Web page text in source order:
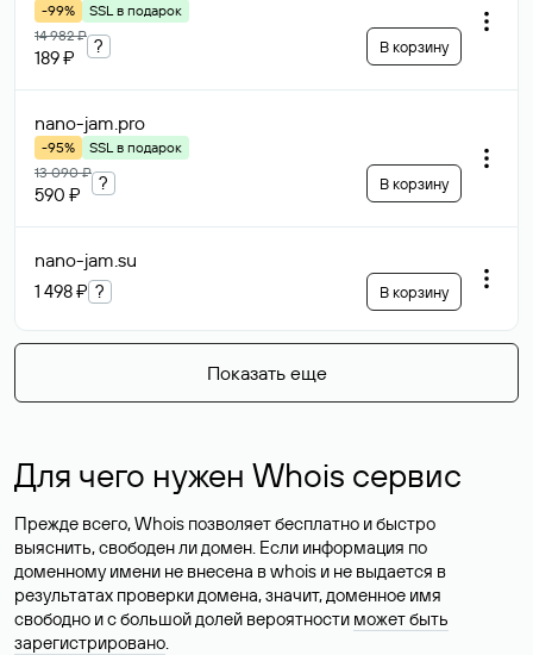
-99%
SSL в подарок
14 982 ₽
189 ₽
? В корзину
nano-jam.pro
-95%
SSL в подарок
13 090 ₽
590 ₽
? В корзину
nano-jam.su
1 498 ₽ ? В корзину
Показать еще
Для чего нужен Whois сервис
Прежде всего, Whois позволяет бесплатно и быстро
выяснить, свободен ли домен. Если информация по
доменному имени не внесена в whois и не выдается в
результатах проверки домена, значит, доменное имя
свободно и с большой долей вероятности может быть
зарегистрировано.